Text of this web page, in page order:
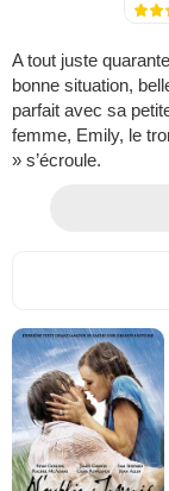
A tout juste
bonne situation,
parfait avec sa
femme, Emily, le
» s’écroule.